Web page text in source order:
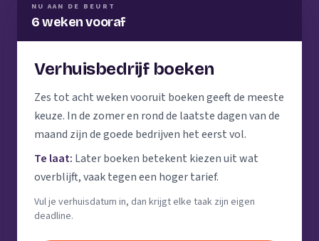
NU AAN DE BEURT
6 weken vooraf
Verhuisbedrijf boeken
Zes tot acht weken vooruit boeken geeft de meeste
keuze. In de zomer en rond de laatste dagen van de
maand zijn de goede bedrijven het eerst vol.
Te laat: Later boeken betekent kiezen uit wat
overblijft, vaak tegen een hoger tarief.
Vul je verhuisdatum in, dan krijgt elke taak zijn eigen
deadline.